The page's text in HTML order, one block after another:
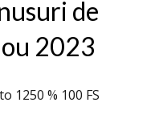
de
2023
1250 % 100 FS